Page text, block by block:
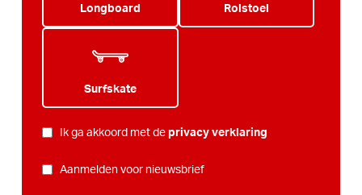
Longboard Rolstoel
Surfskate
PRIVACY*
Ik ga akkoord met de privacy verklaring
NIEUWSBRIEF
Aanmelden voor nieuwsbrief